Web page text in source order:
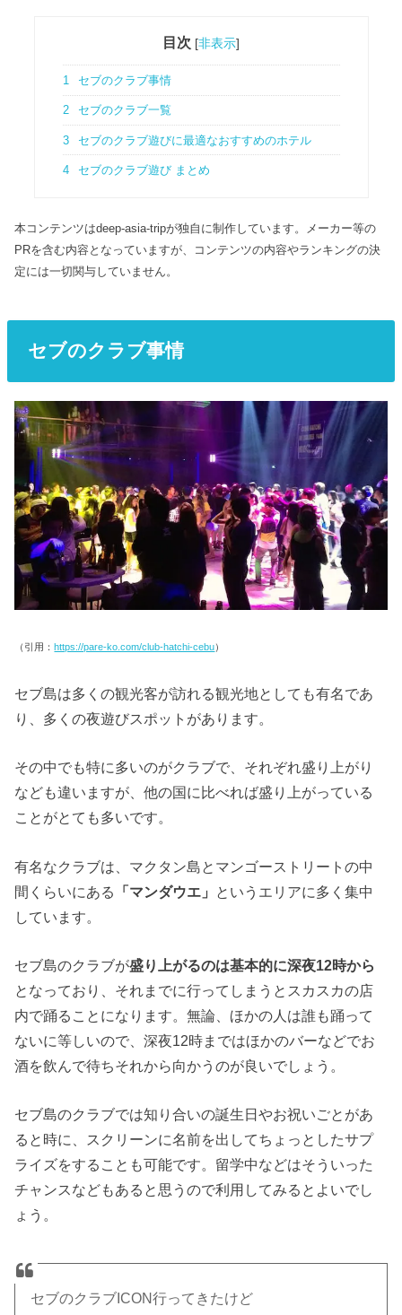
目次 [非表示]
1 セブのクラブ事情
2 セブのクラブ一覧
3 セブのクラブ遊びに最適なおすすめのホテル
4 セブのクラブ遊び まとめ
本コンテンツはdeep-asia-tripが独自に制作しています。メーカー等の
PRを含む内容となっていますが、コンテンツの内容やランキングの決
定には一切関与していません。
セブのクラブ事情
（引用：https://pare-ko.com/club-hatchi-cebu）
セブ島は多くの観光客が訪れる観光地としても有名であ
り、多くの夜遊びスポットがあります。
その中でも特に多いのがクラブで、それぞれ盛り上がり
なども違いますが、他の国に比べれば盛り上がっている
ことがとても多いです。
有名なクラブは、マクタン島とマンゴーストリートの中
間くらいにある
「マンダウエ」 というエリアに多く集中
しています。
セブ島のクラブが盛り上がるのは基本的に深夜12時から
となっており、それまでに行ってしまうとスカスカの店
内で踊ることになります。無論、ほかの人は誰も踊って
ないに等しいので、深夜12時まではほかのバーなどでお
酒を飲んで待ちそれから向かうのが良いでしょう。
セブ島のクラブでは知り合いの誕生日やお祝いごとがあ
ると時に、スクリーンに名前を出してちょっとしたサプ
ライズをすることも可能です。留学中などはそういった
チャンスなどもあると思うので利用してみるとよいでし
ょう。
セブのクラブICON行ってきたけど